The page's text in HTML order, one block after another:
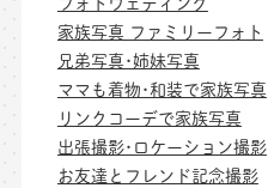
家族写真 ファミリーフォト
兄弟写真･姉妹写真
ママも着物･和装で家族写真
リンクコーデで家族写真
出張撮影･ロケーション撮影
お友達とフレンド記念撮影